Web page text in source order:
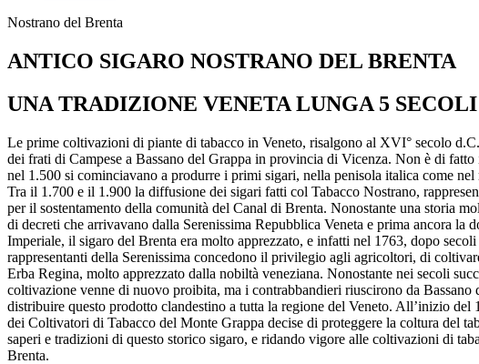
Nostrano del Brenta
ANTICO SIGARO NOSTRANO DEL BRENTA
UNA TRADIZIONE VENETA LUNGA 5 SECOLI
Le prime coltivazioni di piante di tabacco in Veneto, risalgono al XVI° secolo
dei frati di Campese a Bassano del Grappa in provincia di Vicenza. Non è di fatto
nel 1.500 si cominciavano a produrre i primi sigari, nella penisola italica come nel
Tra il 1.700 e il 1.900 la diffusione dei sigari fatti col Tabacco Nostrano,
per il sostentamento della comunità del Canal di Brenta. Nonostante una storia
di decreti che arrivavano dalla Serenissima Repubblica Veneta e prima ancora la
Imperiale, il sigaro del Brenta era molto apprezzato, e infatti nel 1763, dopo
rappresentanti della Serenissima concedono il privilegio agli agricoltori, di
Erba Regina, molto apprezzato dalla nobiltà veneziana. Nonostante nei secoli
coltivazione venne di nuovo proibita, ma i contrabbandieri riuscirono da Bassano
distribuire questo prodotto clandestino a tutta la regione del Veneto. All’inizio del
dei Coltivatori di Tabacco del Monte Grappa decise di proteggere la coltura del
saperi e tradizioni di questo storico sigaro, e ridando vigore alle coltivazioni di
Brenta.